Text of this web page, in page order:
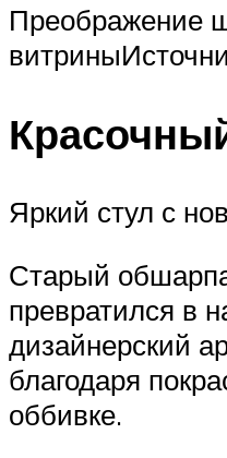
Преображение
Яркий стул с
Старый
превратился в
дизайнерский
благодаря
оббивке.